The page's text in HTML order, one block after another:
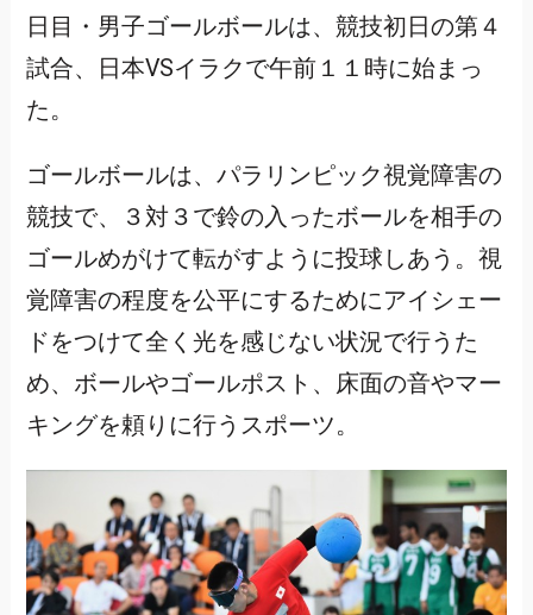
日目・男子ゴールボールは、競技初日の第４
試合、日本VSイラクで午前１１時に始まっ
た。
ゴールボールは、パラリンピック視覚障害の
競技で、３対３で鈴の入ったボールを相手の
ゴールめがけて転がすように投球しあう。視
覚障害の程度を公平にするためにアイシェー
ドをつけて全く光を感じない状況で行うた
め、ボールやゴールポスト、床面の音やマー
キングを頼りに行うスポーツ。